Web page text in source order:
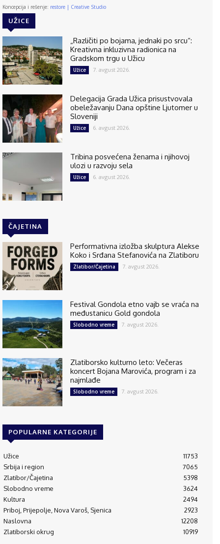
Koncepcija i rešenje: restore | Creative Studio
UŽICE
„Različiti po bojama, jednaki po srcu“:
Kreativna inkluzivna radionica na
Gradskom trgu u Užicu
Užice 7. avgust 2026.
Delegacija Grada Užica prisustvovala
obeležavanju Dana opštine Ljutomer u
Sloveniji
Užice 6. avgust 2026.
Tribina posvećena ženama i njihovoj
ulozi u razvoju sela
Užice 6. avgust 2026.
ČAJETINA
Performativna izložba skulptura Alekse
Koko i Srđana Stefanovića na Zlatiboru
Zlatibor/Čajetina 7. avgust 2026.
Festival Gondola etno vajb se vraća na
međustanicu Gold gondola
Slobodno vreme 7. avgust 2026.
Zlatiborsko kulturno leto: Večeras
koncert Bojana Marovića, program i za
najmlađe
Slobodno vreme 7. avgust 2026.
POPULARNE KATEGORIJE
Užice
11753
Srbija i region
7065
Zlatibor/Čajetina
5398
Slobodno vreme
3624
Kultura
2494
Priboj, Prijepolje, Nova Varoš, Sjenica
2923
Naslovna
12208
Zlatiborski okrug
10919